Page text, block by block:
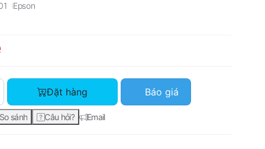
Epson
Máy in kim Epson LQ-2090II Dot Matrix Printer (C11CF40501)
Đặt hàng Báo giá
So sánh Câu hỏi? Email